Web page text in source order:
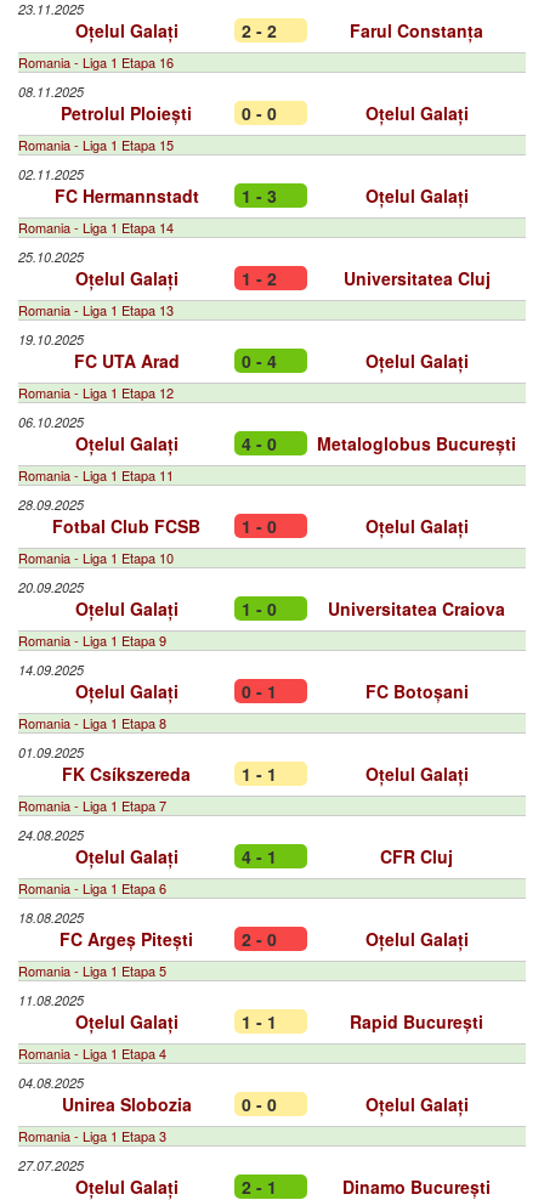
23.11.2025
Oțelul Galați 2 - 2 Farul Constanța
Romania - Liga 1 Etapa 16
08.11.2025
Petrolul Ploiești 0 - 0 Oțelul Galați
Romania - Liga 1 Etapa 15
02.11.2025
FC Hermannstadt 1 - 3 Oțelul Galați
Romania - Liga 1 Etapa 14
25.10.2025
Oțelul Galați 1 - 2 Universitatea Cluj
Romania - Liga 1 Etapa 13
19.10.2025
FC UTA Arad 0 - 4 Oțelul Galați
Romania - Liga 1 Etapa 12
06.10.2025
Oțelul Galați 4 - 0 Metaloglobus București
Romania - Liga 1 Etapa 11
28.09.2025
Fotbal Club FCSB 1 - 0 Oțelul Galați
Romania - Liga 1 Etapa 10
20.09.2025
Oțelul Galați 1 - 0 Universitatea Craiova
Romania - Liga 1 Etapa 9
14.09.2025
Oțelul Galați 0 - 1 FC Botoșani
Romania - Liga 1 Etapa 8
01.09.2025
FK Csíkszereda 1 - 1 Oțelul Galați
Romania - Liga 1 Etapa 7
24.08.2025
Oțelul Galați 4 - 1 CFR Cluj
Romania - Liga 1 Etapa 6
18.08.2025
FC Argeș Pitești 2 - 0 Oțelul Galați
Romania - Liga 1 Etapa 5
11.08.2025
Oțelul Galați 1 - 1 Rapid București
Romania - Liga 1 Etapa 4
04.08.2025
Unirea Slobozia 0 - 0 Oțelul Galați
Romania - Liga 1 Etapa 3
27.07.2025
Oțelul Galați 2 - 1 Dinamo București